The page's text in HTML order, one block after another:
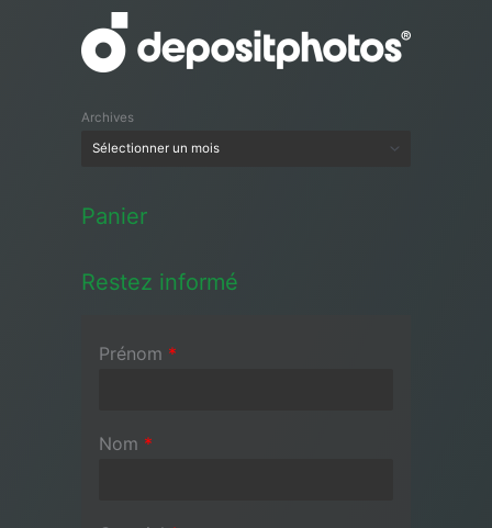
Archives
Panier
Restez informé
Prénom *
Nom *